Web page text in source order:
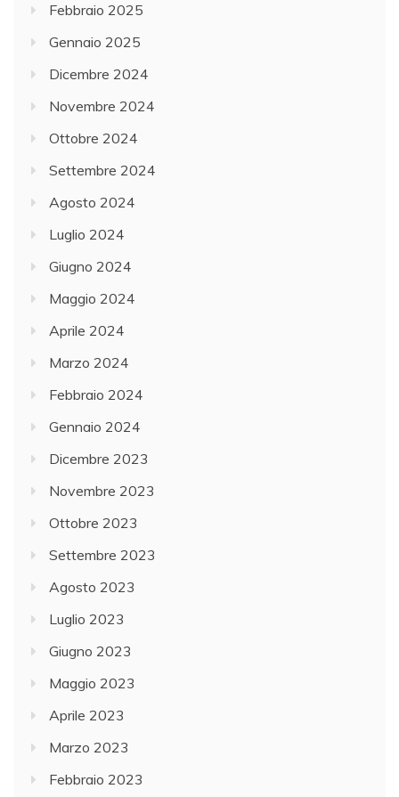
Febbraio 2025
Gennaio 2025
Dicembre 2024
Novembre 2024
Ottobre 2024
Settembre 2024
Agosto 2024
Luglio 2024
Giugno 2024
Maggio 2024
Aprile 2024
Marzo 2024
Febbraio 2024
Gennaio 2024
Dicembre 2023
Novembre 2023
Ottobre 2023
Settembre 2023
Agosto 2023
Luglio 2023
Giugno 2023
Maggio 2023
Aprile 2023
Marzo 2023
Febbraio 2023